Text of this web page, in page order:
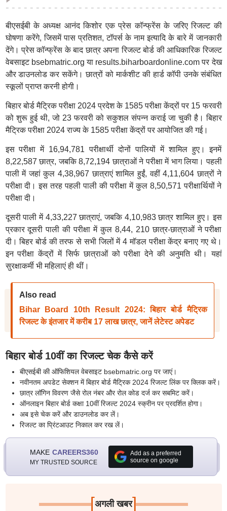
बीएसईबी के अध्यक्ष आनंद किशोर एक प्रेस कॉन्फ्रेंस के जरिए रिजल्ट की
घोषणा करेंगे, जिसमें पास प्रतिशत, टॉपर्स के नाम इत्यादि के बारे में जानकारी
देंगे। प्रेस कॉन्फ्रेंस के बाद छात्र अपना रिजल्ट बोर्ड की आधिकारिक रिजल्ट
वेबसाइट bsebmatric.org या results.biharboardonline.com पर देख
और डाउनलोड कर सकेंगे। छात्रों को मार्कशीट की हार्ड कॉपी उनके संबंधित
स्कूलों प्राप्त करनी होगी।
बिहार बोर्ड मैट्रिक परीक्षा 2024 प्रदेश के 1585 परीक्षा केंद्रों पर 15 फरवरी
को शुरू हुई थी, जो 23 फरवरी को सकुशल संपन्न कराई जा चुकी है। बिहार
मैट्रिक परीक्षा 2024 राज्य के 1585 परीक्षा केंद्रों पर आयोजित की गई।
इस परीक्षा में 16,94,781 परीक्षार्थी दोनों पालियों में शामिल हुए। इनमें
8,22,587 छात्र, जबकि 8,72,194 छात्राओं ने परीक्षा में भाग लिया। पहली
पाली में जहां कुल 4,38,967 छात्राएं शामिल हुईं, वहीं 4,11,604 छात्रों ने
परीक्षा दी। इस तरह पहली पाली की परीक्षा में कुल 8,50,571 परीक्षार्थियों ने
परीक्षा दी।
दूसरी पाली में 4,33,227 छात्राएं, जबकि 4,10,983 छात्र शामिल हुए। इस
प्रकार दूसरी पाली की परीक्षा में कुल 8,44, 210 छात्र-छात्राओं ने परीक्षा
दी। बिहर बोर्ड की तरफ से सभी जिलों में 4 मॉडल परीक्षा केंद्र बनाए गए थे।
इन परीक्षा केंद्रों में सिर्फ छात्राओं को परीक्षा देने की अनुमति थी। यहां
सुरक्षाकर्मी भी महिलाएं ही थीं।
Also read
Bihar Board 10th Result 2024: बिहार बोर्ड मैट्रिक
रिजल्ट के इंतजार में करीब 17 लाख छात्र, जानें लेटेस्ट अपेडट
बिहार बोर्ड 10वीं का रिजल्ट चेक कैसे करें
बीएसईबी की ऑफिशियल वेबसाइट bsebmatric.org पर जाएं।
नवीनतम अपडेट सेक्शन में बिहार बोर्ड मैट्रिक 2024 रिजल्ट लिंक पर क्लिक करें।
छात्र लॉगिन विवरण जैसे रोल नंबर और रोल कोड दर्ज कर सबमिट करें।
ऑनलाइन बिहार बोर्ड कक्षा 10वीं रिजल्ट 2024 स्क्रीन पर प्रदर्शित होगा।
अब इसे चेक करें और डाउनलोड कर लें।
रिजल्ट का प्रिंटआउट निकाल कर रख लें।
MAKE CAREERS360
MY TRUSTED SOURCE
Add as a preferred
source on google
[अगली खबर]